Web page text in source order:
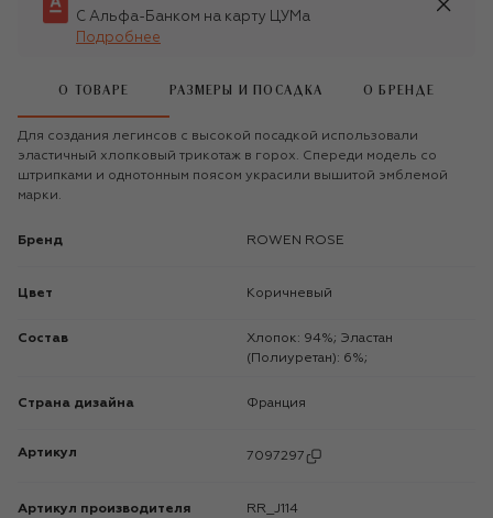
С Альфа-Банком на карту ЦУМа
Подробнее
О ТОВАРЕ РАЗМЕРЫ И ПОСАДКА О БРЕНДЕ
Для создания легинсов с высокой посадкой использовали
эластичный хлопковый трикотаж в горох. Спереди модель со
штрипками и однотонным поясом украсили вышитой эмблемой
марки.
Бренд ROWEN ROSE
Цвет Коричневый
Состав
Хлопок: 94%; Эластан
(Полиуретан): 6%;
Страна дизайна Франция
Артикул 7097297
Артикул производителя RR_J114